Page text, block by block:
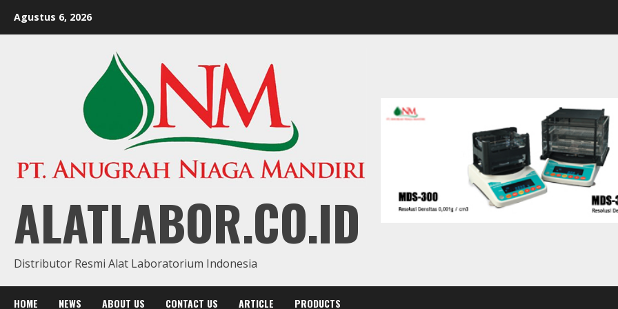
Agustus 6, 2026
ALATLABOR.CO.ID
Distributor Resmi Alat Laboratorium Indonesia
HOME NEWS ABOUT US CONTACT US ARTICLE PRODUCTS